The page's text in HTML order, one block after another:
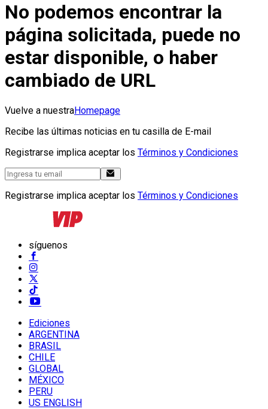
No podemos encontrar la
página solicitada, puede no
estar disponible, o haber
cambiado de URL
Vuelve a nuestraHomepage
Recibe las últimas noticias en tu casilla de E-mail
Registrarse implica aceptar los Términos y Condiciones
Registrarse implica aceptar los Términos y Condiciones
síguenos
Ediciones
ARGENTINA
BRASIL
CHILE
GLOBAL
MÉXICO
PERU
US ENGLISH